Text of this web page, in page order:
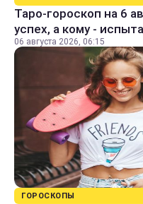
Таро-гороскоп на 6
успех, а кому -
06 августа 2026, 06:15
ГОРОСКОПЫ